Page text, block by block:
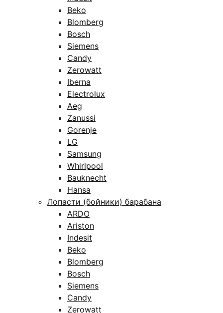
Beko
Blomberg
Bosch
Siemens
Candy
Zerowatt
Iberna
Electrolux
Aeg
Zanussi
Gorenje
LG
Samsung
Whirlpool
Bauknecht
Hansa
Лопасти (бойники) барабана
ARDO
Ariston
Indesit
Beko
Blomberg
Bosch
Siemens
Candy
Zerowatt